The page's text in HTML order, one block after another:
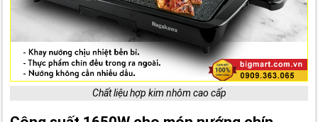
Chất liệu hợp kim nhôm cao cấp